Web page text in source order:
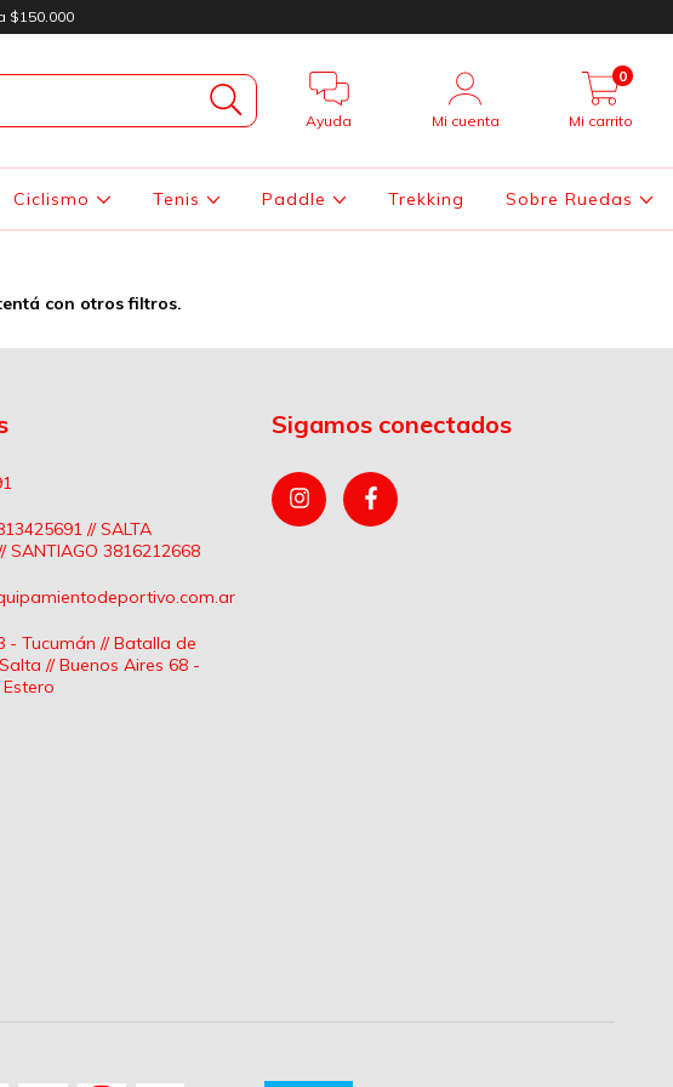
$150.000
Ayuda Mi cuenta Mi carrito
0
Ciclismo Tenis Paddle Trekking Sobre Ruedas
con otros filtros.
// SALTA
SANTIAGO 3816212668
- Tucumán // Batalla de
// Buenos Aires 68 -
Sigamos conectados